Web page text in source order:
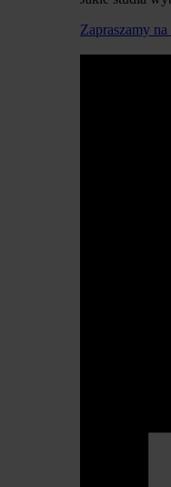
Zapraszamy